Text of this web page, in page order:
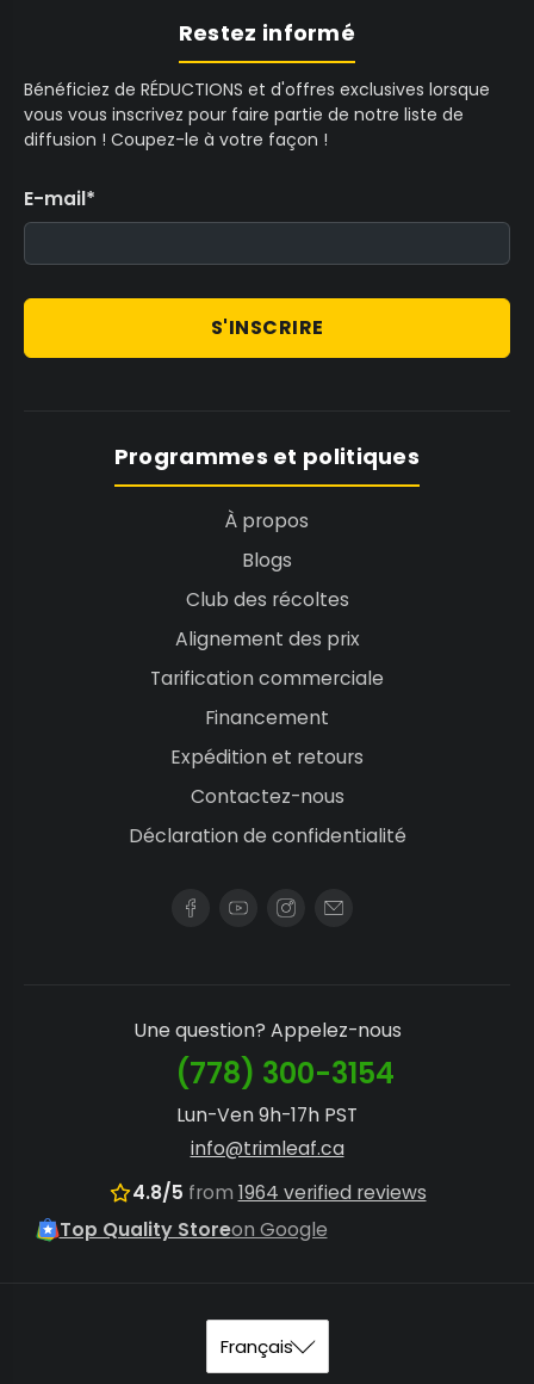
Restez informé
Bénéficiez de RÉDUCTIONS et d'offres exclusives lorsque
vous vous inscrivez pour faire partie de notre liste de
diffusion ! Coupez-le à votre façon !
E-mail*
S'INSCRIRE
Programmes et politiques
À propos
Blogs
Club des récoltes
Alignement des prix
Tarification commerciale
Financement
Expédition et retours
Contactez-nous
Déclaration de confidentialité
Une question? Appelez-nous
(778) 300-3154
Lun-Ven 9h-17h PST
info@trimleaf.ca
4.8/5 from 1964 verified reviews
Top Quality Storeon Google